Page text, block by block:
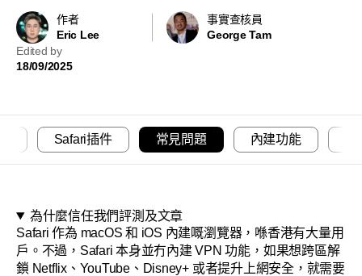
VPN操作系統和裝置
虛擬主機
關於
作者
Eric Lee
事實查核員
George Tam
Edited by
18/09/2025
Safari插件 常見問題 內建功能
為什麼信任我們評測及文章
Safari 作為 macOS 和 iOS 內建嘅瀏覽器，喺香港有大量用
戶。不過，Safari 本身並冇內建 VPN 功能，如果想跨區解
鎖 Netflix、YouTube、Disney+ 或者提升上網安全，就需要